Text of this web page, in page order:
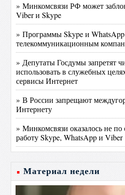
» Минкомсвязи РФ может
Viber и Skype
» Программы Skype и
телекоммуникационным
» Депутаты Госдумы запретят
использовать в служебных
сервисы Интернет
» В России запрещают
Интернету
» Минкомсвязи оказалось не по
работу Skype, WhatsApp и Viber
Материал недели